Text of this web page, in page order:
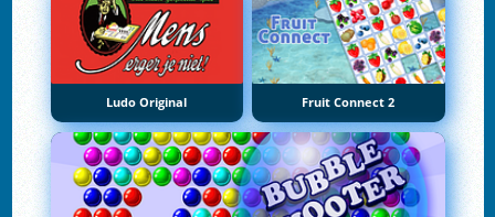
Ludo Original Fruit Connect 2